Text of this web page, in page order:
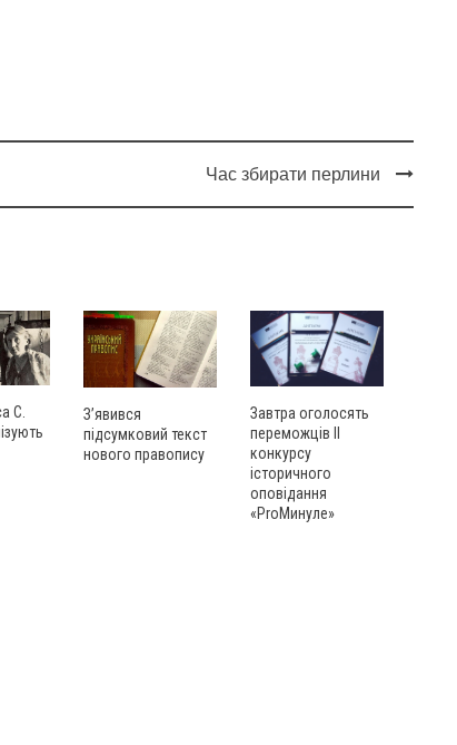
Час збирати перлини
С.
З’явився
підсумковий текст
нового правопису
Завтра оголосять
переможців ІІ
конкурсу
історичного
оповідання
«ProМинуле»